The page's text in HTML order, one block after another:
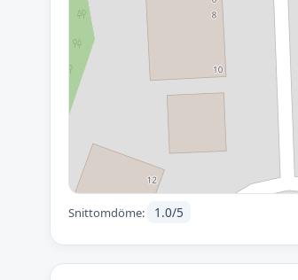
Snittomdöme: 1.0/5